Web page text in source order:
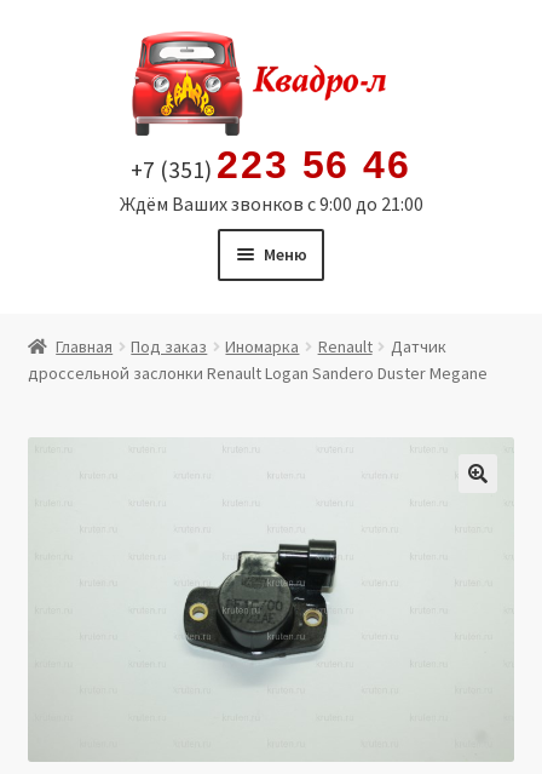
содержимому
+7 (351) 223 56 46
Ждём Ваших звонков с 9:00 до 21:00
Меню
Витрина
Мой аккаунт
Политика в отношении обработки персональных
Юридические данные
Главная Под заказ Иномарка Renault
Датчик
дроссельной заслонки Renault Logan Sandero Duster Megane